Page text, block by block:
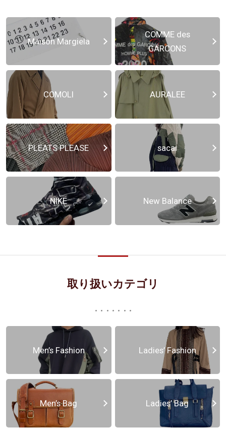
Maison Margiela
COMME des
GARCONS
COMOLI AURALEE
PLEATS PLEASE sacai
NIKE New Balance
取り扱いカテゴリ
Men’s Fashion Ladies’ Fashion
Men’s Bag Ladies’ Bag